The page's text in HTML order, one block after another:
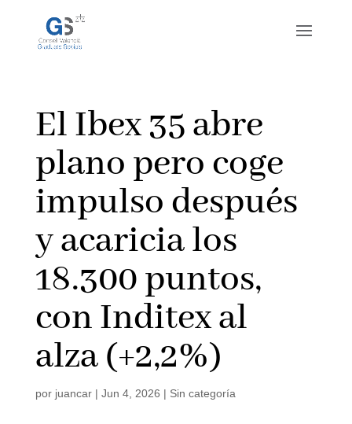
El Ibex 35 abre
plano pero coge
impulso después
y acaricia los
18.300 puntos,
con Inditex al
alza (+2,2%)
por juancar| Jun 4, 2026 | Sin categoría